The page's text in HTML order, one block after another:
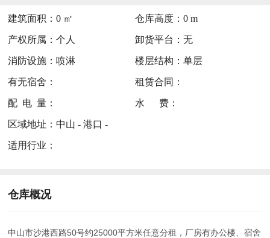
建筑面积：0 ㎡ 仓库高度： 0 m
产权所属：个人 卸货平台： 无
消防设施： 喷淋 楼层结构： 单层
有无宿舍： 租赁合同：
配 电 量： 水 费：
区域地址：中山 - 港口 -
适用行业：
仓库概况
中山市沙港西路50号约25000平方米任意分租，厂房有办公楼、宿舍